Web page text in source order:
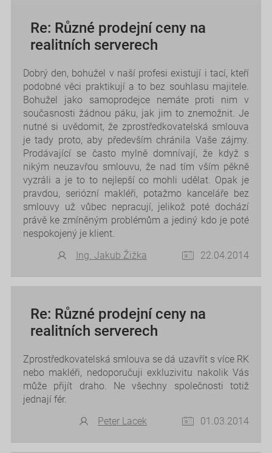
Re: Různé prodejní ceny na
realitních serverech
Dobrý den, bohužel v naší profesi existují i tací, kteří
podobné věci praktikují a to bez souhlasu majitele.
Bohužel jako samoprodejce nemáte proti nim v
současnosti žádnou páku, jak jim to znemožnit. Je
nutné si uvědomit, že zprostředkovatelská smlouva
je tady proto, aby především chránila Vaše zájmy.
Prodávající se často mylně domnívají, že když s
nikým neuzavřou smlouvu, že nad tím vším pěkně
vyzráli a je to to nejlepší co mohli udělat. Opak je
pravdou, seriózní makléři, potažmo kanceláře bez
smlouvy už vůbec nepracují, jelikož poté dochází
právě ke zmíněným problémům a jediný kdo je poté
nespokojený je klient.
Ing. Jakub Žižka
22.04.2014
Re: Různé prodejní ceny na
realitních serverech
Zprostředkovatelská smlouva se dá uzavřít s více RK
nebo makléři, nedoporučuji exkluzivitu nakolik Vás
může přijít draho. Ne všechny společnosti totiž
jednají fér.
Peter Lacek
01.03.2014